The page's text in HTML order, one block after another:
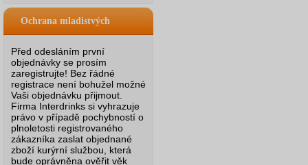
Ochrana mladistvých
Před odesláním první
objednávky se prosím
zaregistrujte! Bez řádné
registrace není bohužel možné
Vaši objednávku přijmout.
Firma Interdrinks si vyhrazuje
právo v případě pochybností o
plnoletosti registrovaného
zákazníka zaslat objednané
zboží kurýrní službou, která
bude oprávněna ověřit věk